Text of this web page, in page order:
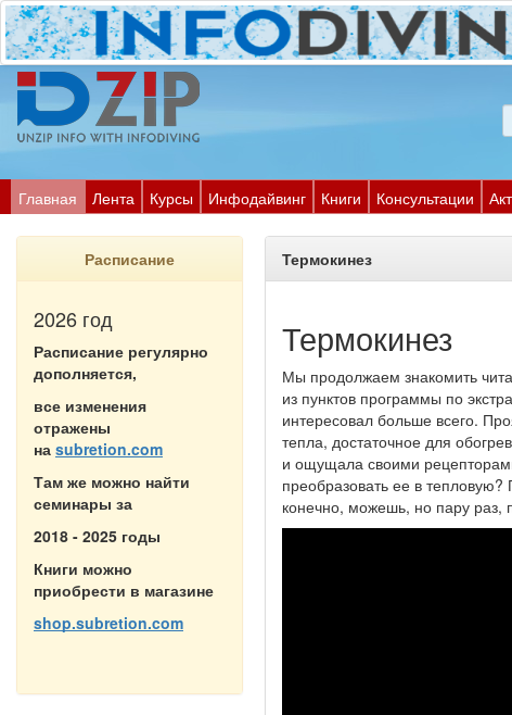
Главная Лента Курсы Инфодайвинг Книги Консультации
Расписание
2026 год
Расписание регулярно
дополняется,
все изменения
отражены
на subretion.com
Там же можно найти
семинары за
2018 - 2025 годы
Книги можно
приобрести в магазине
shop.subretion.com
Термокинез
Термокинез
Мы продолжаем знакомить
из пунктов программы по
интересовал больше всего.
тепла, достаточное для
и ощущала своими
преобразовать ее в тепловую?
конечно, можешь, но пару раз,